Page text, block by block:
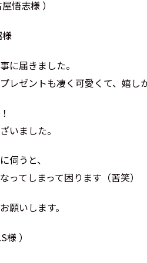
悟志様 ）
に届きました。
レゼントも凄く可愛くて、嬉し
いました。
伺うと、
ってしまって困ります（苦笑）
願いします。
）